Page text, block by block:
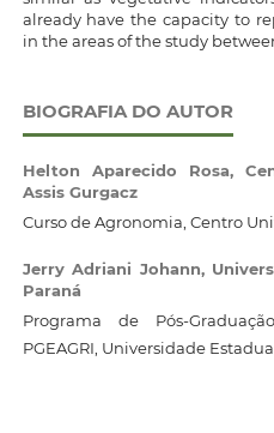
already have the capacity to
in the areas of the study
BIOGRAFIA DO AUTOR
Helton Aparecido Rosa,
Assis Gurgacz
Curso de Agronomia, Centro
Jerry Adriani Johann,
Paraná
Programa de Pós-
PGEAGRI, Universidade